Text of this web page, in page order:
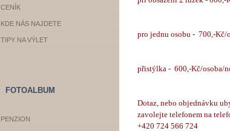
pro jednu osobu - 700,-Kč/
přistýlka - 600,-Kč/osoba/
Dotaz, nebo objednávku
zavolejte telefonem na
+420 724 566 724
CENÍK
KDE NÁS NAJDETE
TIPY NA VÝLET
FOTOALBUM
PENZION